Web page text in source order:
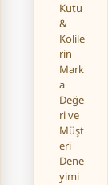
Kutu
&
Kolile
rin
Mark
a
Değe
ri ve
Müşt
eri
Dene
yimi